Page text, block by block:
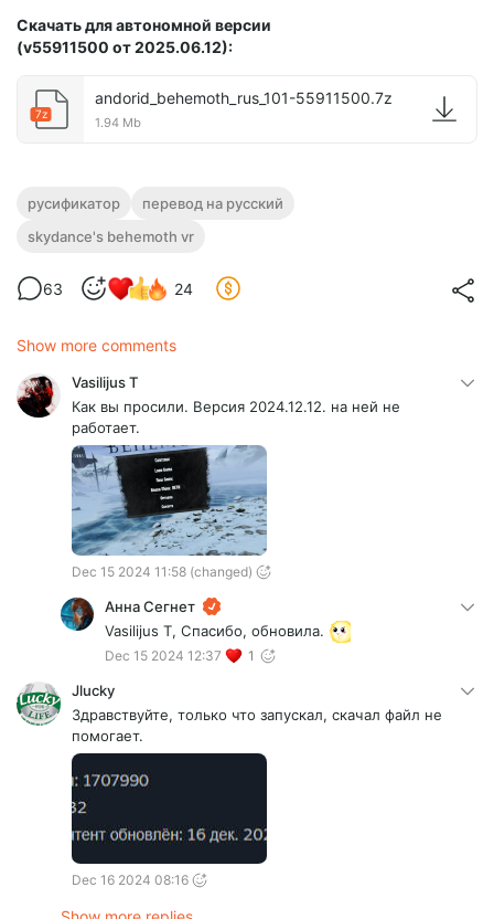
Скачать для автономной версии
(v55911500 от2025.06.12):
7z
andorid_behemoth_rus_101-55911500.7z
1.94 Mb
русификатор
перевод на русский
skydance's behemoth vr
63 24
Show more comments
Vasilijus T
Как вы просили. Версия 2024.12.12. на ней не
работает.
Dec 15 2024 11:58 (changed)
Анна Сегнет
Vasilijus T, Спасибо, обновила.
Dec 15 2024 12:37 1
Jlucky
Здравствуйте, только что запускал, скачал файл не
помогает.
Dec 16 2024 08:16